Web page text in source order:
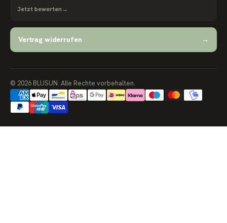
Jetzt bewerten→
Vertrag widerrufen →
© 2026 BLUSUN. Alle Rechte vorbehalten.